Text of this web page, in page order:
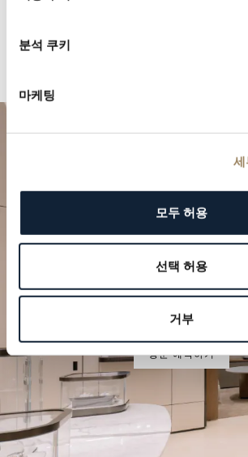
분석 쿠키
마케팅
세
모두 허용
선택 허용
거부
특별한 순간을 계획
방문 예약하기